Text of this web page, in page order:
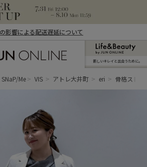
影響による配送遅延について
新しいキレイと出合うために。
SNaP/Me VIS アトレ大井町 eri 骨格ストレ